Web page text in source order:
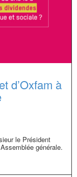
d’Oxfam à
le Président
générale.